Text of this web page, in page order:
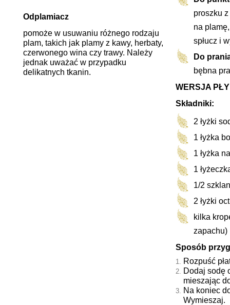
Odplamiacz
pomoże w usuwaniu różnego rodzaju
plam, takich jak plamy z kawy, herbaty,
czerwonego wina czy trawy. Należy
jednak uważać w przypadku
delikatnych tkanin.
proszku
na
spłucz i
Do
bębna
WERSJA
Składniki:
2 łyżki
1 łyżka
1 łyżka
1
1/2
2 łyżki
kilka
zapachu)
Sposób
Rozpuść
Dodaj sodę
mieszając
Na koniec
Wymieszaj.